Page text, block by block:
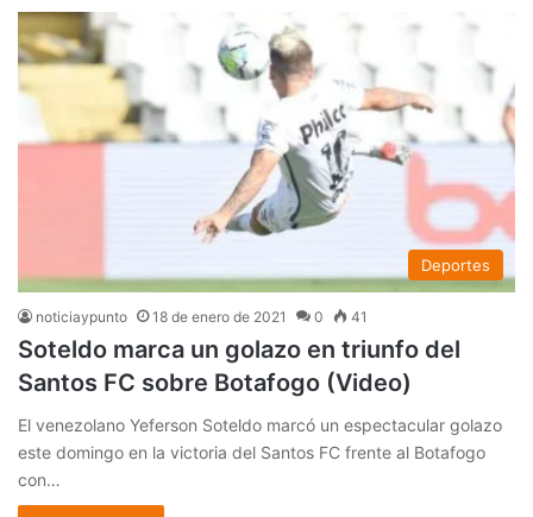
Deportes
noticiaypunto 18 de enero de 2021 0 41
Soteldo marca un golazo en triunfo del
Santos FC sobre Botafogo (Video)
El venezolano Yeferson Soteldo marcó un espectacular golazo
este domingo en la victoria del Santos FC frente al Botafogo
con…